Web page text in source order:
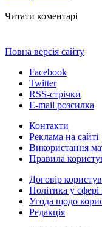
Читати коментарі
Повна версія сайту
Facebook
Twitter
RSS-стрічки
E-mail розсилка
Контакти
Реклама на сайті
Використання
Правила
Договір
Політика у
Угода щодо
Редакція